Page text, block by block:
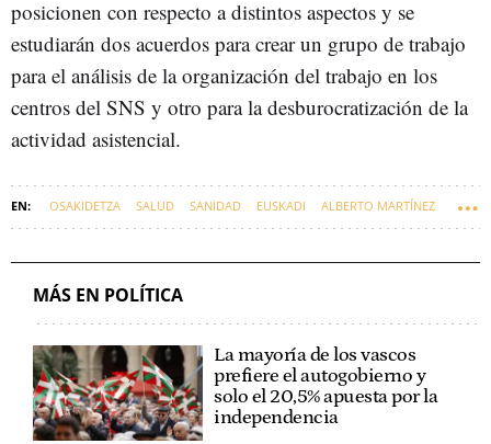
posicionen con respecto a distintos aspectos y se
estudiarán dos acuerdos para crear un grupo de trabajo
para el análisis de la organización del trabajo en los
centros del SNS y otro para la desburocratización de la
actividad asistencial.
OSAKIDETZA SALUD SANIDAD EUSKADI ALBERTO MARTÍNEZ
MÁS EN POLÍTICA
La mayoría de los vascos
prefiere el autogobierno y
solo el 20,5% apuesta por la
independencia